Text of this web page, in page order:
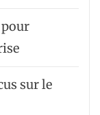
pour
sur le